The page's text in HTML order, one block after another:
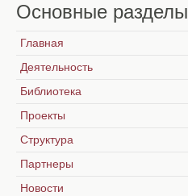
Основные разделы
Главная
Деятельность
Библиотека
Проекты
Структура
Партнеры
Новости